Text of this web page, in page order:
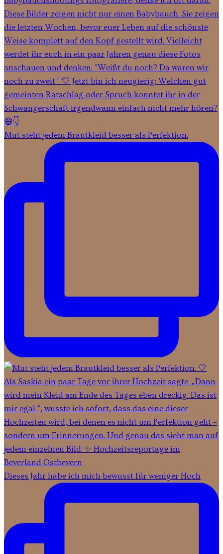
Mut steht jedem Brautkleid besser als Perfektion.
Dieses Jahr habe ich mich bewusst für weniger Hoch